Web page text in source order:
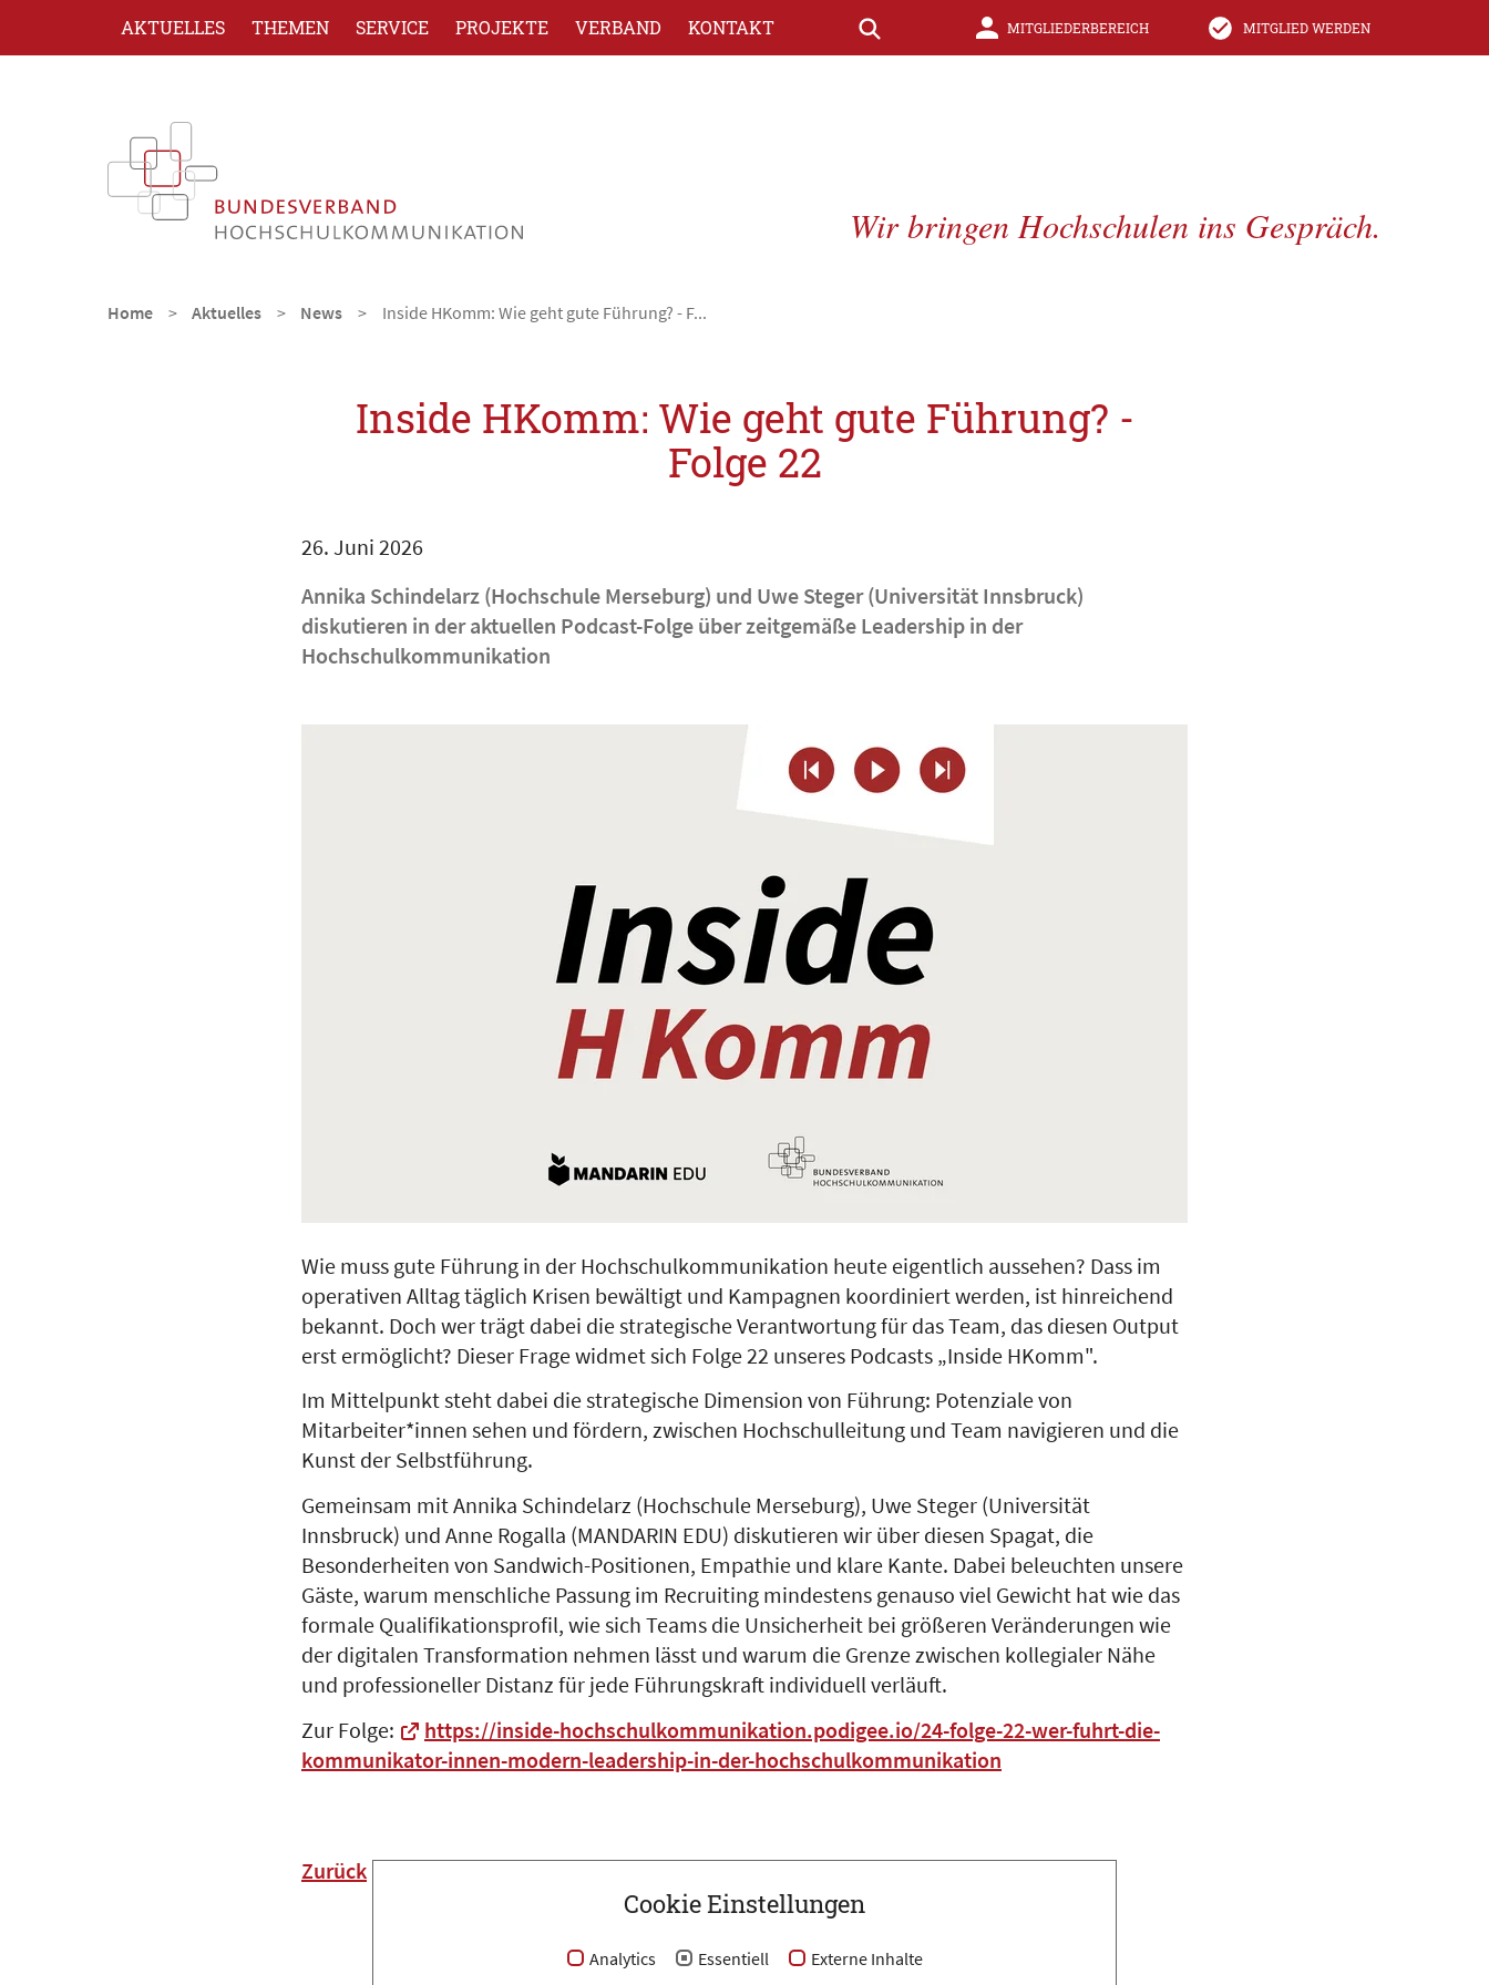
MITGLIEDERBEREICH MITGLIED WERDEN
AKTUELLES THEMEN SERVICE PROJEKTE VERBAND KONTAKT
Wir bringen Hochschulen ins Gespräch.
Home Aktuelles News Inside HKomm: Wie geht gute Führung? - F...
Inside HKomm: Wie geht gute Führung? -
Folge 22
26. Juni 2026
Annika Schindelarz (Hochschule Merseburg) und Uwe Steger (Universität Innsbruck)
diskutieren in der aktuellen Podcast-Folge über zeitgemäße Leadership in der
Hochschulkommunikation
Wie muss gute Führung in der Hochschulkommunikation heute eigentlich aussehen? Dass im
operativen Alltag täglich Krisen bewältigt und Kampagnen koordiniert werden, ist hinreichend
bekannt. Doch wer trägt dabei die strategische Verantwortung für das Team, das diesen Output
erst ermöglicht? Dieser Frage widmet sich Folge 22 unseres Podcasts „Inside HKomm".
Im Mittelpunkt steht dabei die strategische Dimension von Führung: Potenziale von
Mitarbeiter*innen sehen und fördern, zwischen Hochschulleitung und Team navigieren und die
Kunst der Selbstführung.
Gemeinsam mit Annika Schindelarz (Hochschule Merseburg), Uwe Steger (Universität
Innsbruck) und Anne Rogalla (MANDARIN EDU) diskutieren wir über diesen Spagat, die
Besonderheiten von Sandwich-Positionen, Empathie und klare Kante. Dabei beleuchten unsere
Gäste, warum menschliche Passung im Recruiting mindestens genauso viel Gewicht hat wie das
formale Qualifikationsprofil, wie sich Teams die Unsicherheit bei größeren Veränderungen wie
der digitalen Transformation nehmen lässt und warum die Grenze zwischen kollegialer Nähe
und professioneller Distanz für jede Führungskraft individuell verläuft.
Zur Folge:
https://inside-hochschulkommunikation.podigee.io/24-folge-22-wer-fuhrt-die-
kommunikator-innen-modern-leadership-in-der-hochschulkommunikation
Zurück
Cookie Einstellungen
Analytics Essentiell Externe Inhalte